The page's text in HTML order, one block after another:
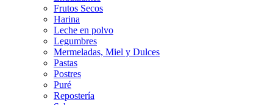
Frutos Secos
Harina
Leche en polvo
Legumbres
Mermeladas, Miel y Dulces
Pastas
Postres
Puré
Repostería